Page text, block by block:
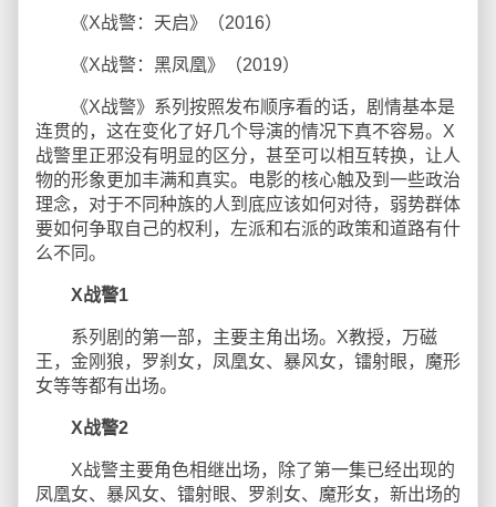
《X战警：天启》（2016）
《X战警：黑凤凰》（2019）
《X战警》系列按照发布顺序看的话，剧情基本是
连贯的，这在变化了好几个导演的情况下真不容易。X
战警里正邪没有明显的区分，甚至可以相互转换，让人
物的形象更加丰满和真实。电影的核心触及到一些政治
理念，对于不同种族的人到底应该如何对待，弱势群体
要如何争取自己的权利，左派和右派的政策和道路有什
么不同。
X战警1
系列剧的第一部，主要主角出场。X教授，万磁
王，金刚狼，罗刹女，凤凰女、暴风女，镭射眼，魔形
女等等都有出场。
X战警2
X战警主要角色相继出场，除了第一集已经出现的
凤凰女、暴风女、镭射眼、罗刹女、魔形女，新出场的